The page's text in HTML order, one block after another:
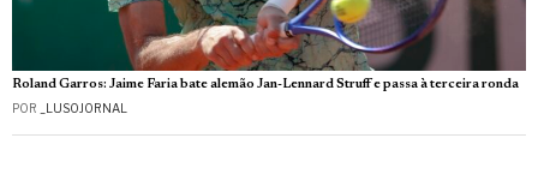
Roland Garros: Jaime Faria bate alemão Jan-Lennard Struff e passa à terceira ronda
POR _LUSOJORNAL